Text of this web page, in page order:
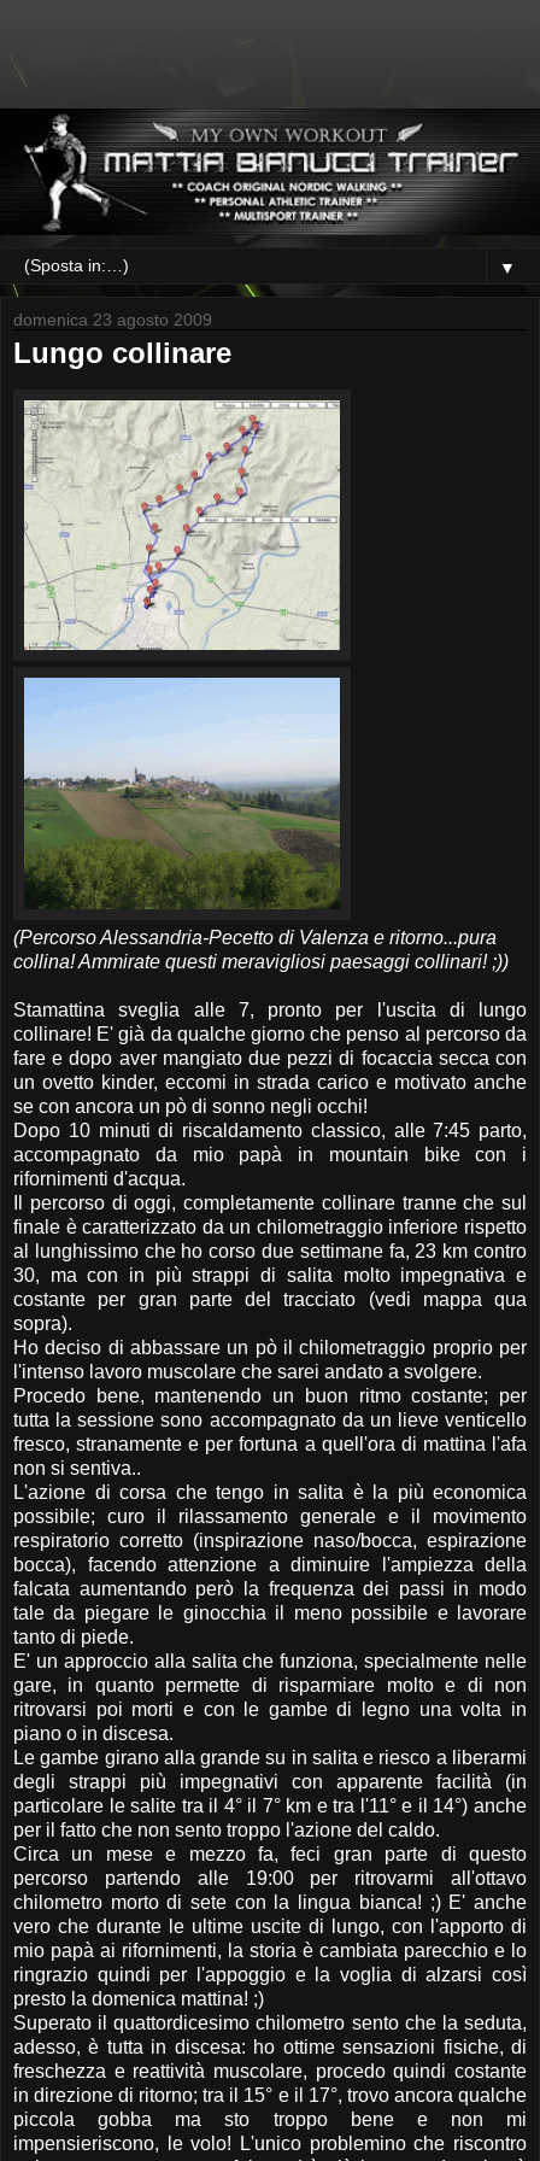
▼
domenica 23 agosto 2009
Lungo collinare
(Percorso Alessandria-Pecetto di Valenza e ritorno...pura
collina! Ammirate questi meravigliosi paesaggi collinari! ;))
Stamattina sveglia alle 7, pronto per l'uscita di lungo
collinare! E' già da qualche giorno che penso al percorso da
fare e dopo aver mangiato due pezzi di focaccia secca con
un ovetto kinder, eccomi in strada carico e motivato anche
se con ancora un pò di sonno negli occhi!
Dopo 10 minuti di riscaldamento classico, alle 7:45 parto,
accompagnato da mio papà in mountain bike con i
rifornimenti d'acqua.
Il percorso di oggi, completamente collinare tranne che sul
finale è caratterizzato da un chilometraggio inferiore rispetto
al lunghissimo che ho corso due settimane fa, 23 km contro
30, ma con in più strappi di salita molto impegnativa e
costante per gran parte del tracciato (vedi mappa qua
sopra).
Ho deciso di abbassare un pò il chilometraggio proprio per
l'intenso lavoro muscolare che sarei andato a svolgere.
Procedo bene, mantenendo un buon ritmo costante; per
tutta la sessione sono accompagnato da un lieve venticello
fresco, stranamente e per fortuna a quell'ora di mattina l'afa
non si sentiva..
L'azione di corsa che tengo in salita è la più economica
possibile; curo il rilassamento generale e il movimento
respiratorio corretto (inspirazione naso/bocca, espirazione
bocca), facendo attenzione a diminuire l'ampiezza della
falcata aumentando però la frequenza dei passi in modo
tale da piegare le ginocchia il meno possibile e lavorare
tanto di piede.
E' un approccio alla salita che funziona, specialmente nelle
gare, in quanto permette di risparmiare molto e di non
ritrovarsi poi morti e con le gambe di legno una volta in
piano o in discesa.
Le gambe girano alla grande su in salita e riesco a liberarmi
degli strappi più impegnativi con apparente facilità (in
particolare le salite tra il 4° il 7° km e tra l'11° e il 14°) anche
per il fatto che non sento troppo l'azione del caldo.
Circa un mese e mezzo fa, feci gran parte di questo
percorso partendo alle 19:00 per ritrovarmi all'ottavo
chilometro morto di sete con la lingua bianca! ;) E' anche
vero che durante le ultime uscite di lungo, con l'apporto di
mio papà ai rifornimenti, la storia è cambiata parecchio e lo
ringrazio quindi per l'appoggio e la voglia di alzarsi così
presto la domenica mattina! ;)
Superato il quattordicesimo chilometro sento che la seduta,
adesso, è tutta in discesa: ho ottime sensazioni fisiche, di
freschezza e reattività muscolare, procedo quindi costante
in direzione di ritorno; tra il 15° e il 17°, trovo ancora qualche
piccola gobba ma sto troppo bene e non mi
impensieriscono, le volo! L'unico problemino che riscontro